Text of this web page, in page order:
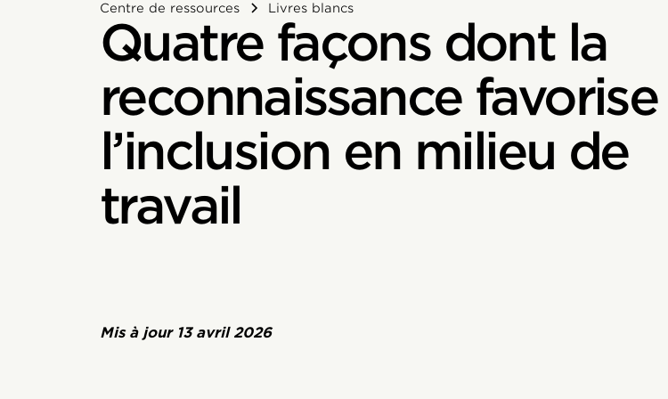
Centre de ressources Livres blancs
Quatre façons dont la
reconnaissance favorise
l’inclusion en milieu de
travail
Mis à jour 13 avril 2026